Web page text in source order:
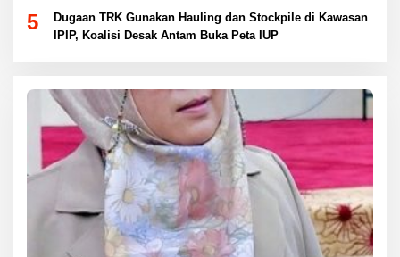
5
Dugaan TRK Gunakan Hauling dan Stockpile di Kawasan
IPIP, Koalisi Desak Antam Buka Peta IUP